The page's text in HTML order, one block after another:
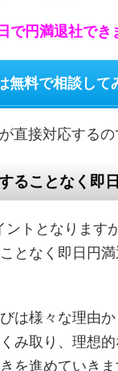
で円満退社でき
無料で相談して
直接対応する
ることなく即
ントとなりますが
となく即日円
は様々な理由
み取り、理想
を進めていきま